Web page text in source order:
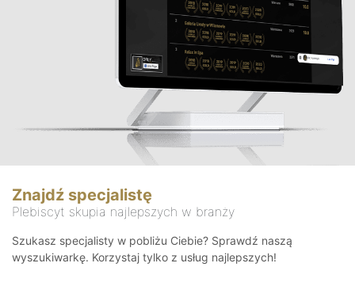
Znajdź specjalistę
Plebiscyt skupia najlepszych w branży
Szukasz specjalisty w pobliżu Ciebie? Sprawdź naszą
wyszukiwarkę. Korzystaj tylko z usług najlepszych!